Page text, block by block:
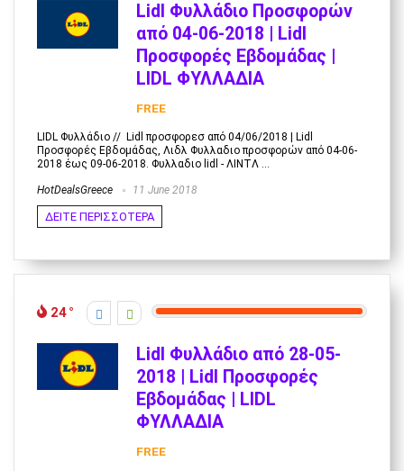
Lidl Φυλλάδιο Προσφορών
από 04-06-2018 | Lidl
Προσφορές Εβδομάδας |
LIDL ΦΥΛΛΑΔΙΑ
FREE
LIDL Φυλλάδιο // Lidl προσφορεσ από 04/06/2018 | Lidl
Προσφορές Εβδομάδας, Λιδλ Φυλλαδιο προσφορών από 04-06-
2018 έως 09-06-2018. Φυλλαδιο lidl - ΛΙΝΤΛ ...
HotDealsGreece 11 June 2018
ΔΕΙΤΕ ΠΕΡΙΣΣΟΤΕΡΑ
24
Lidl Φυλλάδιο από 28-05-
2018 | Lidl Προσφορές
Εβδομάδας | LIDL
ΦΥΛΛΑΔΙΑ
FREE